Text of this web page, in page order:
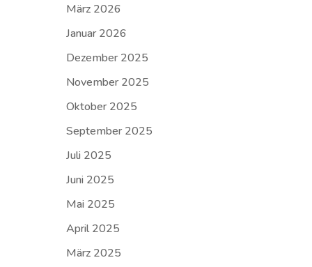
März 2026
Januar 2026
Dezember 2025
November 2025
Oktober 2025
September 2025
Juli 2025
Juni 2025
Mai 2025
April 2025
März 2025